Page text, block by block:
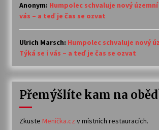
Anonym: Humpolec schvaluje nový
vás – a teď je čas se ozvat
Ulrich Marsch: Humpolec schvaluje nový
Týká se i vás – a teď je čas se ozvat
Přemýšlíte kam na
Zkuste Meníčka.cz v místních restauracích.